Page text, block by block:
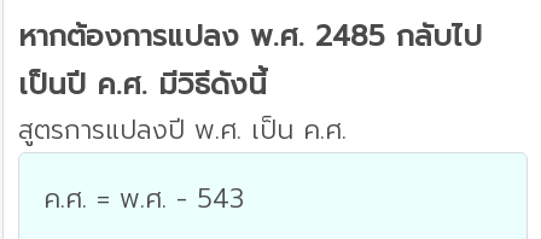
หากต้องการแปลง พ.ศ. 2485 กลับไป
เป็นปี ค.ศ. มีวิธีดังนี้
สูตรการแปลงปี พ.ศ. เป็น ค.ศ.
ค.ศ. = พ.ศ. - 543